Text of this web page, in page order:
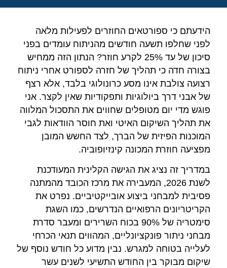
הידעתם כי ספורטאים החוזרים לפעילות מלאה
לפני שחלפו תשעה חודשים מהניתוח עומדים בפני
סיכון של עד 25% לקרע חוזר? הנתון הזה ממחיש
בצורה חדה כי תהליך של חזרה לספורט אחרי ניתוח
רצועה צולבת אינו מסע כרונולוגי בלבד, אלא רצף
של אבני דרך ביולוגיות ותפקודיות שאין לקצר. אני
פוגש מדי יום מטופלים שחווים את התסכול המלווה
את תהליך השיקום האיטי ואת חוסר הוודאות לגבי
המוכנות הפיזית של הברך, לצד החשש המובן
מפציעה חוזרת המכונה קינזיופוביה.
במדריך זה נציג את הגישה הקלינית המעודכנת
לשנת 2026, המעבירה את מרכז הכובד מהמתנה
פסיבית למבחני ביצוע אובייקטיביים. נפרט את
הקריטריונים הרפואיים הנדרשים, כמו השגת
סימטריה של 90% בכוח השרירים ומעבר סדרת
מבחני ניתור פונקציונליים, המהווים תנאי הכרחי
לעלייה בטוחה למגרש. נבין מדוע כל חודש נוסף של
שיקום מבוקר בין החודש התשיעי לשנים עשר